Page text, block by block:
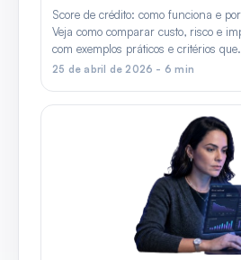
Score de crédito: como funciona e
Veja como comparar custo, risco e
com exemplos práticos e critérios que.
25 de abril de 2026 - 6 min